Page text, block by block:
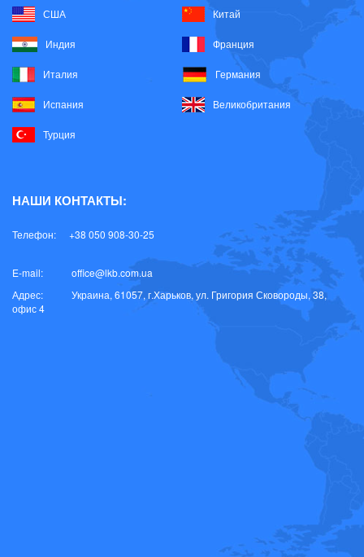
Модификаторы ударопрочности
Наполнитель Карбонат кальция
Хлорированный полиэтилен
Эпоксидированное соевое масло
Сырье для ЛКМ на основе органических растворителей
Сырье для косметики
США Китай
Индия Франция
Италия Германия
Испания Великобритания
Турция
НАШИ КОНТАКТЫ:
Телефон: +38 050 908-30-25
E-mail:
office@lkb.com.ua
Адрес:
Украина, 61057, г.Харьков, ул. Григория Сковороды, 38,
офис 4